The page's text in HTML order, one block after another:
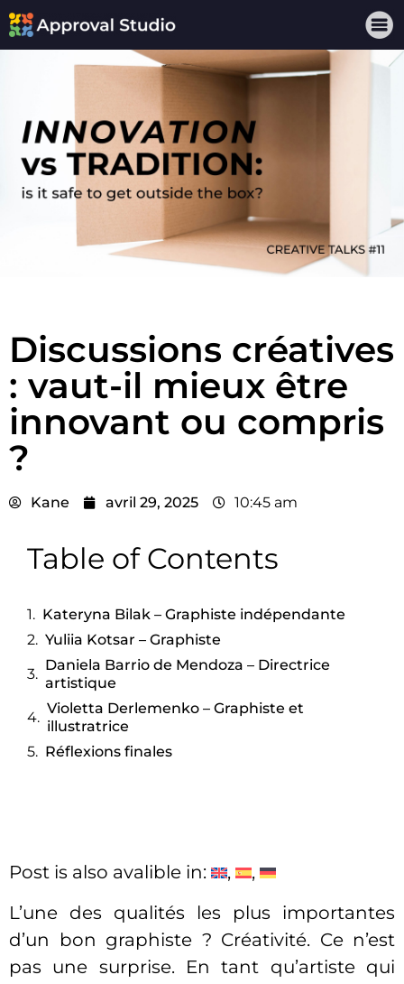
Discussions créatives
: vaut-il mieux être
innovant ou compris
?
Kane avril 29, 2025 10:45 am
Table of Contents
Kateryna Bilak – Graphiste indépendante
Yuliia Kotsar – Graphiste
Daniela Barrio de Mendoza – Directrice
artistique
Violetta Derlemenko – Graphiste et
illustratrice
Réflexions finales
Post is also avalible in:
L’une des qualités les plus importantes
d’un bon graphiste ? Créativité. Ce n’est
pas une surprise. En tant qu’artiste qui